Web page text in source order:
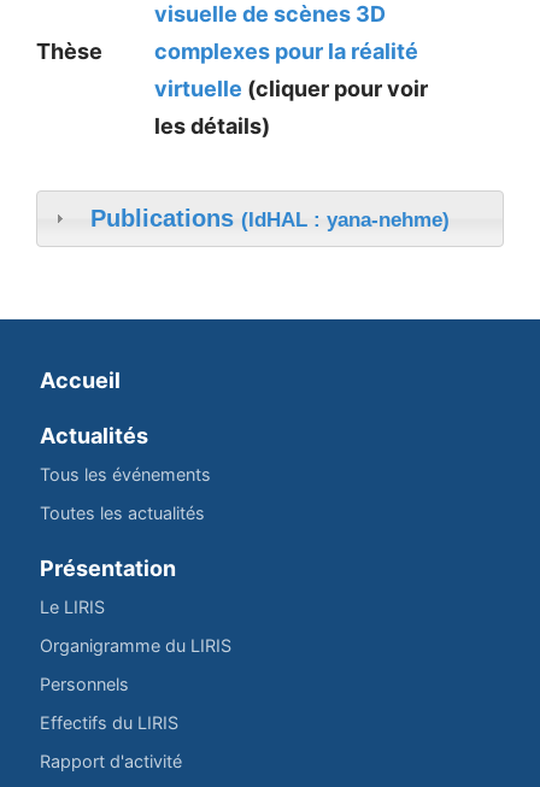
Thèse
visuelle de scènes 3D
complexes pour la réalité
virtuelle (cliquer pour voir
les détails)
Publications (IdHAL : yana-nehme)
Accueil
Actualités
Tous les événements
Toutes les actualités
Présentation
Le LIRIS
Organigramme du LIRIS
Personnels
Effectifs du LIRIS
Rapport d'activité